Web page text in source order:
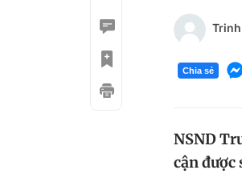
Chia sẻ
NSND
cận